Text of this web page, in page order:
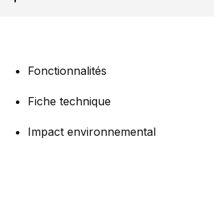
Fonctionnalités
Fiche technique
Impact environnemental